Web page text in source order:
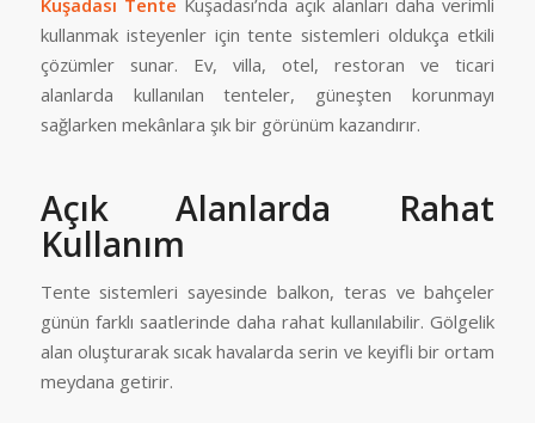
Kuşadası Tente Kuşadası’nda açık alanları daha verimli
kullanmak isteyenler için tente sistemleri oldukça etkili
çözümler sunar. Ev, villa, otel, restoran ve ticari
alanlarda kullanılan tenteler, güneşten korunmayı
sağlarken mekânlara şık bir görünüm kazandırır.
Açık Alanlarda Rahat
Kullanım
Tente sistemleri sayesinde balkon, teras ve bahçeler
günün farklı saatlerinde daha rahat kullanılabilir. Gölgelik
alan oluşturarak sıcak havalarda serin ve keyifli bir ortam
meydana getirir.